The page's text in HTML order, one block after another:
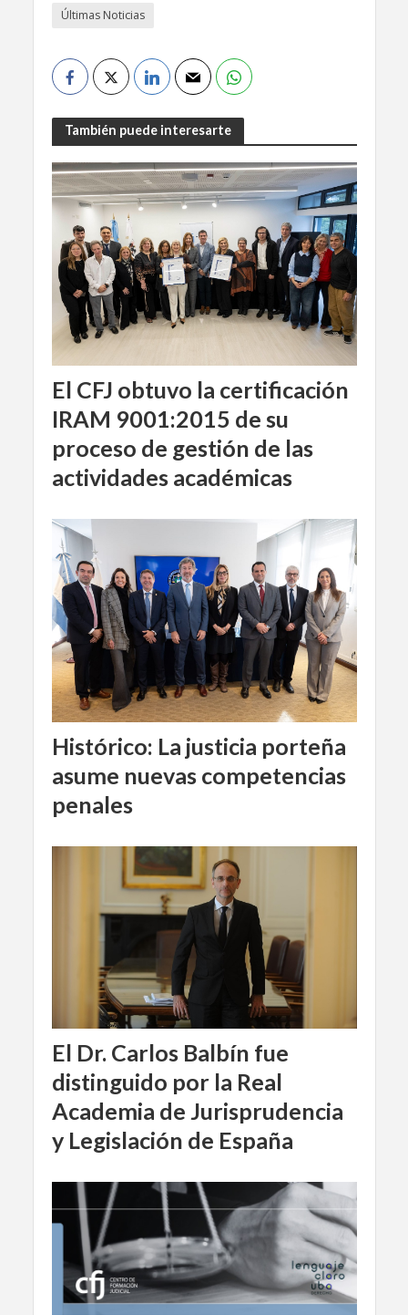
Últimas Noticias
También puede interesarte
El CFJ obtuvo la certificación
IRAM 9001:2015 de su
proceso de gestión de las
actividades académicas
Histórico: La justicia porteña
asume nuevas competencias
penales
El Dr. Carlos Balbín fue
distinguido por la Real
Academia de Jurisprudencia
y Legislación de España